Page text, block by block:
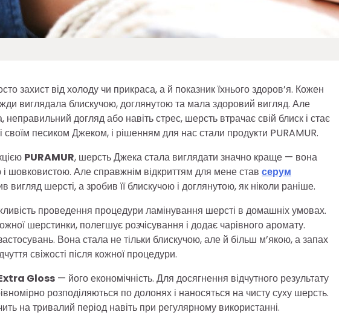
захист від холоду чи прикраса, а й показник їхнього здоров’я. Кожен
виглядала блискучою, доглянутою та мала здоровий вигляд. Але
догляд або навіть стрес, шерсть втрачає свій блиск і стає
песиком Джеком, і рішенням для нас стали продукти PURAMUR.
PURAMUR, шерсть Джека стала виглядати значно краще — вона
шовковистою. Але справжнім відкриттям для мене став серум
вигляд шерсті, а зробив її блискучою і доглянутою, як ніколи раніше.
проведення процедури ламінування шерсті в домашніх умовах.
шерстинки, полегшує розчісування і додає чарівного аромату.
Вона стала не тільки блискучою, але й більш м’якою, а запах
свіжості після кожної процедури.
Gloss — його економічність. Для досягнення відчутного результату
розподіляються по долонях і наносяться на чисту суху шерсть.
на тривалий період навіть при регулярному використанні.